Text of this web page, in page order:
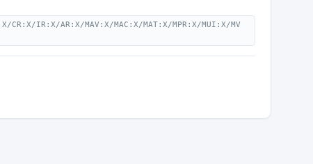
IR:X/AR:X/MAV:X/MAC:X/MAT:X/MPR:X/MUI:X/MV